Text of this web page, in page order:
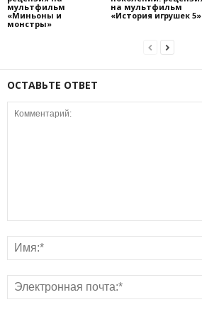
мультфильм
«Миньоны и
монстры»
на мультфильм
«История игрушек 5»
ОСТАВЬТЕ ОТВЕТ